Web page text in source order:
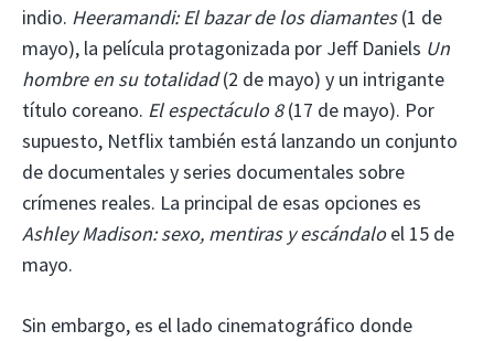
indio. Heeramandi: El bazar de los diamantes(1 de
mayo), la película protagonizada por Jeff Daniels Un
hombre en su totalidad(2 de mayo) y un intrigante
título coreano. El espectáculo 8(17 de mayo). Por
supuesto, Netflix también está lanzando un conjunto
de documentales y series documentales sobre
crímenes reales. La principal de esas opciones es
Ashley Madison: sexo, mentiras y escándaloel 15 de
mayo.
Sin embargo, es el lado cinematográfico donde